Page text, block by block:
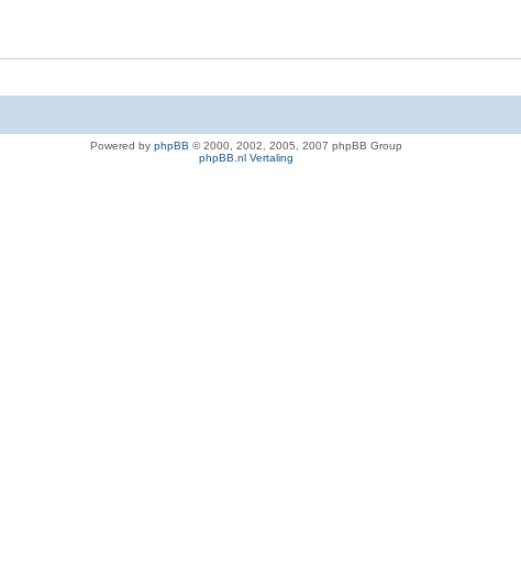
Powered by phpBB © 2000, 2002, 2005, 2007 phpBB Group
phpBB.nl Vertaling